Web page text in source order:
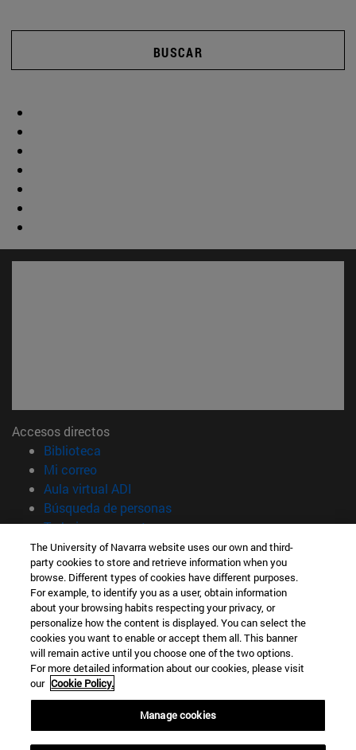
BUSCAR
Accesos directos
Biblioteca
Mi correo(abre en nueva ventana)
Aula virtual ADI
Búsqueda de personas(abre en nueva ventana)
Trabaja con nosotros(abre en nueva ventana)
Información
TFNO +34 948 42 56 00
¿QUÉ GRADO TE INTERESA?
¿QUÉ MÁSTER TE INTERESA?
© Universidad de Navarra
Información legal
Accesibilidad
Configuración de cookies
The University of Navarra website uses our own and third-
party cookies to store and retrieve information when you
browse. Different types of cookies have different purposes.
For example, to identify you as a user, obtain information
about your browsing habits respecting your privacy, or
personalize how the content is displayed. You can select the
cookies you want to enable or accept them all. This banner
will remain active until you choose one of the two options.
For more detailed information about our cookies, please visit
our Cookie Policy.
Manage cookies